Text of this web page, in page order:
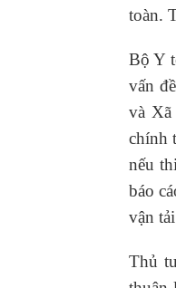
toàn.
Bộ Y
vấn
và Xã
chính
nếu
báo
vận
Thủ